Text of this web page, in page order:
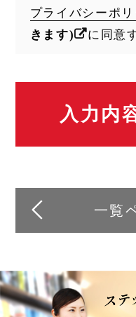
プライバシーポ
きます)
に同意
一覧